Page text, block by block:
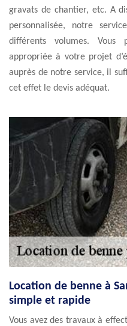
gravats de chantier, etc. A
personnalisée, notre
différents volumes.
appropriée à votre projet
auprès de notre service, il
cet effet le devis adéquat.
Location de benne à
simple et rapide
Vous avez des travaux à